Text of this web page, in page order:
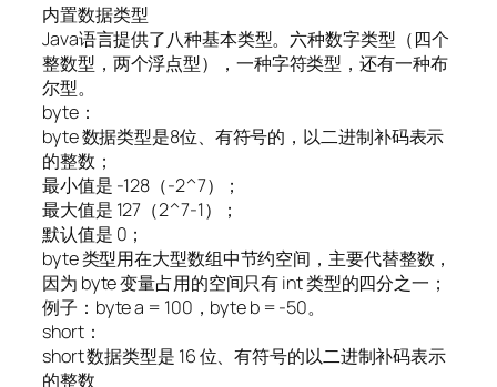
内置数据类型
Java语言提供了八种基本类型。六种数字类型（四个
整数型，两个浮点型），一种字符类型，还有一种布
尔型。
byte：
byte 数据类型是8位、有符号的，以二进制补码表示
的整数；
最小值是 -128（-2^7）；
最大值是 127（2^7-1）；
默认值是 0；
byte 类型用在大型数组中节约空间，主要代替整数，
因为 byte 变量占用的空间只有 int 类型的四分之一；
例子：byte a = 100，byte b = -50。
short：
short 数据类型是 16 位、有符号的以二进制补码表示
的整数